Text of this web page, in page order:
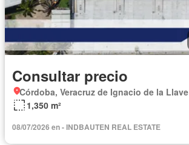
Consultar precio
Córdoba, Veracruz de Ignacio de la Llave
1,350 m²
08/07/2026 en - INDBAUTEN REAL ESTATE